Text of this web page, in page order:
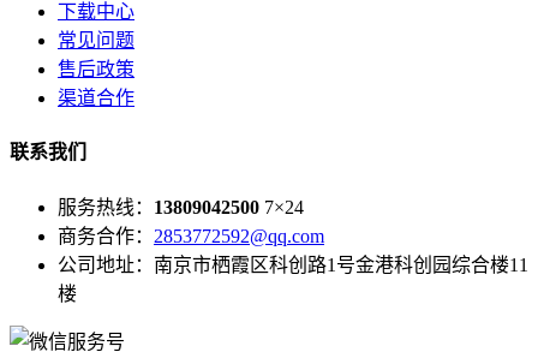
下载中心
常见问题
售后政策
渠道合作
联系我们
服务热线： 13809042500 7×24
商务合作： 2853772592@qq.com
公司地址：南京市栖霞区科创路1号金港科创园综合楼11
楼